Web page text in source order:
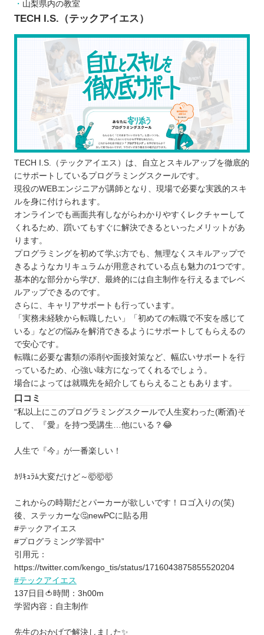
きる
周りの仲間や講師に相談できる
転職に役立つアドバイスをもらえる
プログラミングスクールに通う3つのデメリット
仕事と学習のスケジュールを合わせにくい
想定した学習内容と違う
コースなどによるが高額な受講料金が発生
する
どんなプログラミング言語を学ぶのが良いのか
子ども向けと大人向けにプログラミングスクールに
違いはあるか
お得にプログラミングスクールに通える制度
【山梨】子ども向けのおすすめプログラミングス
クール3選
プログラミング教育 HALLO
トライ式プログラミング教室
プロクラ
自分にあったスクールを選ぼう
自分の住んでるエリアでプログラミングスクール
を探したい⭐️
北海道 / 東北
関東
中部
中国
四国
山梨県内の教室
TECH I.S.（テックアイエス）
TECH I.S.（テックアイエス）は、自立とスキルアップを徹底的
にサポートしているプログラミングスクールです。
現役のWEBエンジニアが講師となり、現場で必要な実践的スキ
ルを身に付けられます。
オンラインでも画面共有しながらわかりやすくレクチャーして
くれるため、躓いてもすぐに解決できるといったメリットがあ
ります。
プログラミングを初めて学ぶ方でも、無理なくスキルアップで
きるようなカリキュラムが用意されている点も魅力の1つです。
基本的な部分から学び、最終的には自主制作を行えるまでレベ
ルアップできるのです。
さらに、キャリアサポートも行っています。
「実務未経験から転職したい」「初めての転職で不安を感じて
いる」などの悩みを解消できるようにサポートしてもらえるの
で安心です。
転職に必要な書類の添削や面接対策など、幅広いサポートを行
っているため、心強い味方になってくれるでしょう。
場合によっては就職先を紹介してもらえることもあります。
口コミ
“私以上にこのプログラミングスクールで人生変わった(断酒)そ
して、『愛』を持つ受講生…他にいる？😂
人生で『今』が一番楽しい！
ｶﾘｷｭﾗﾑ大変だけど～🤯🤯🤯
これからの時期だとパーカーが欲しいです！ロゴ入りの(笑)
後、ステッカーな🤔newPCに貼る用
#テックアイエス
#プログラミング学習中”
引用元：
https://twitter.com/kengo_tis/status/1716043875855520204
#テックアイエス
137日目🍅時間：3h00m
学習内容：自主制作
先生のおかげで解決しました✨